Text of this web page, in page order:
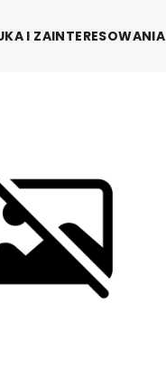
I ZAINTERESOWANIA